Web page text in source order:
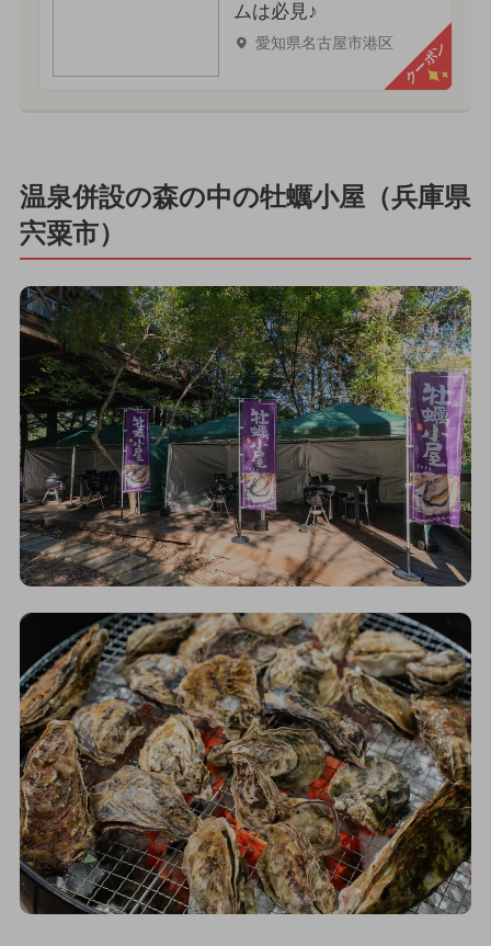
ムは必見♪
愛知県名古屋市港区 クーポン
温泉併設の森の中の牡蠣小屋（兵庫県
宍粟市）